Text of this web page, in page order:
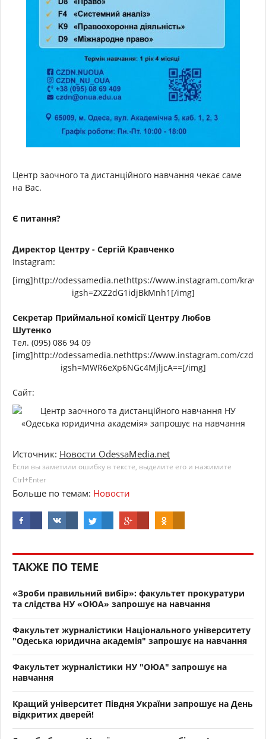
Центр заочного та дистанційного навчання чекає саме
на Вас.
Є питання?
Директор Центру - Сергій Кравченко
Instagram:
[img]http://odessamedia.nethttps://www.instagram.com/
igsh=ZXZ2dG1idjBkMnh1[/img]
Секретар Приймальної комісії Центру Любов
Шутенко
Тел. (095) 086 94 09
[img]http://odessamedia.nethttps://www.instagram.com/
igsh=MWR6eXp6NGc4MjljcA==[/img]
Сайт:
Источник: Новости OdessaMedia.net
Если вы заметили ошибку в тексте, выделите его и нажимите
Ctrl+Enter
Больше по темам: Новости
ТАКЖЕ ПО ТЕМЕ
«Зроби правильний вибір»: факультет прокуратури
та слідства НУ «ОЮА» запрошує на навчання
Факультет журналістики Національного університету
"Одеська юридична академія" запрошує на навчання
Факультет журналістики НУ "ОЮА" запрошує на
навчання
Кращий університет Півдня України запрошує на День
відкритих дверей!